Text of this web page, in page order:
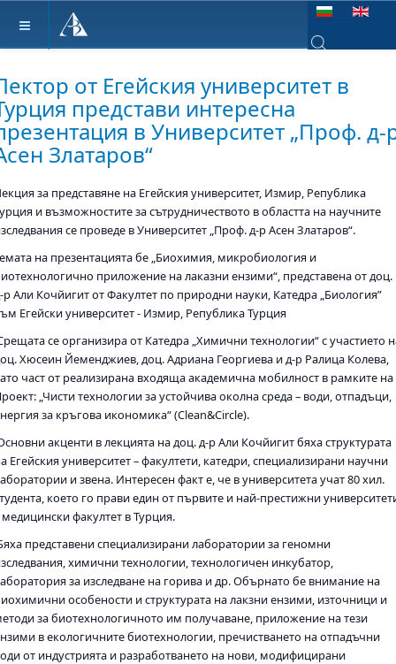
Изберете език
от Егейския университет в
представи интересна
в Университет „Проф. д-
Златаров“
за представяне на Егейския университет, Измир, Република
и възможностите за сътрудничеството в областта на научните
се проведе в Университет „Проф. д-р Асен Златаров“.
на презентацията бе „Биохимия, микробиология и
приложение на лаказни ензими“, представена от доц.
р Али Кочйигит от Факултет по природни науки, Катедра „Биология”
Егейски университет - Измир, Република Турция
се организира от Катедра „Химични технологии“ с участието
Хюсеин Йеменджиев, доц. Адриана Георгиева и д-р Ралица Колева,
част от реализирана входяща академична мобилност в рамките на
„Чисти технологии за устойчива околна среда – води, отпадъци,
за кръгова икономика“ (Clean&Circle).
акценти в лекцията на доц. д-р Али Кочйигит бяха структурата
Егейския университет – факултети, катедри, специализирани научни
и звена. Интересен факт е, че в университета учат 80 хил.
което го прави един от първите и най-престижни
медицински факултет в Турция.
представени специализирани лаборатории за геномни
химични технологии, технологичен инкубатор,
за изследване на горива и др. Обърнато бе внимание на
особености и структурата на лакзни ензими, източници и
за биотехнологичното им получаване, приложение на тези
в екологичните биотехнологии, пречистването на отпадъчни
от индустрията и разработването на нови, модифицирани